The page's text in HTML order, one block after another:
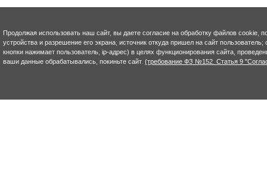
Продолжая использовать наш сайт, вы даете согласие на обработку файлов
устройства и разрешение его экрана; источник откуда пришел на сайт
кнопки нажимает пользователь; ip-адрес) в целях функционирования сайта,
ваши данные обрабатывались, покиньте сайт. (требование ФЗ №152. Статья 9